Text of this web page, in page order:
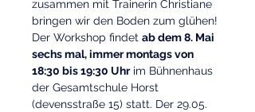
zusammen mit Trainerin Christiane
bringen wir den Boden zum glühen!
Der Workshop findet ab dem 8. Mai
sechs mal, immer montags von
18:30 bis 19:30 Uhr im Bühnenhaus
der Gesamtschule Horst
(devensstraße 15) statt. Der 29.05.